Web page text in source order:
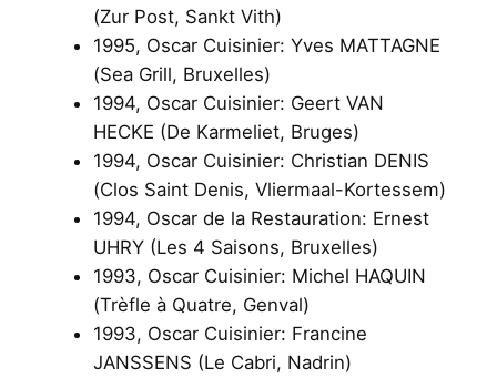
(Zur Post, Sankt Vith)
1995, Oscar Cuisinier: Yves MATTAGNE
(Sea Grill, Bruxelles)
1994, Oscar Cuisinier: Geert VAN
HECKE (De Karmeliet, Bruges)
1994, Oscar Cuisinier: Christian DENIS
(Clos Saint Denis, Vliermaal-Kortessem)
1994, Oscar de la Restauration: Ernest
UHRY (Les 4 Saisons, Bruxelles)
1993, Oscar Cuisinier: Michel HAQUIN
(Trèfle à Quatre, Genval)
1993, Oscar Cuisinier: Francine
JANSSENS (Le Cabri, Nadrin)